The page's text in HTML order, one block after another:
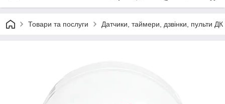
Товари та послуги Датчики, таймери, дзвінки, пульти ДК